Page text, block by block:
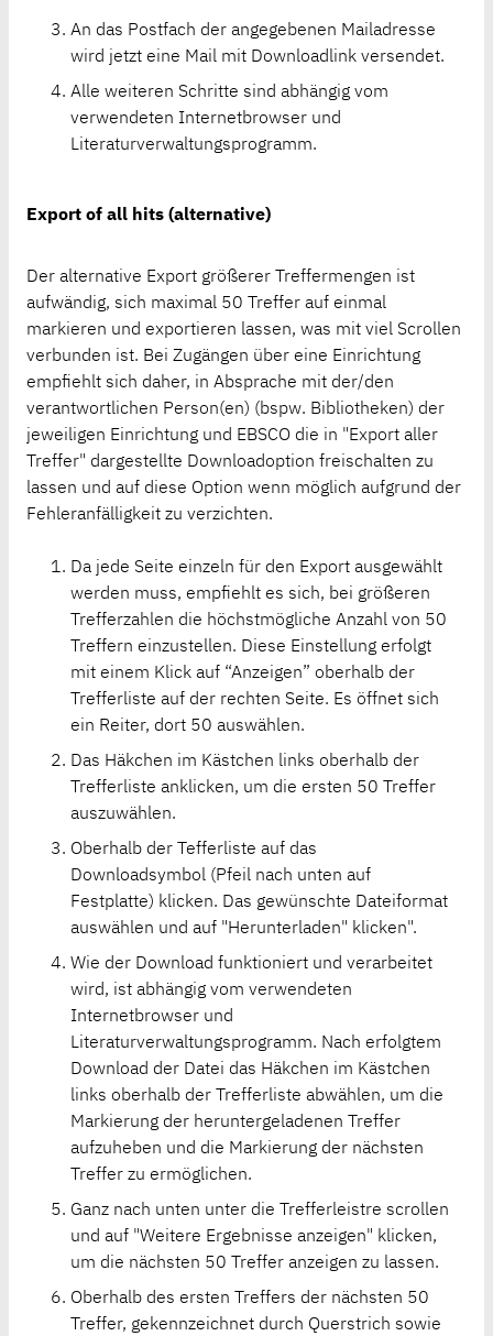
An das Postfach der angegebenen Mailadresse
wird jetzt eine Mail mit Downloadlink versendet.
Alle weiteren Schritte sind abhängig vom
verwendeten Internetbrowser und
Literaturverwaltungsprogramm.
Export of all hits (alternative)
Der alternative Export größerer Treffermengen ist
aufwändig, sich maximal 50 Treffer auf einmal
markieren und exportieren lassen, was mit viel Scrollen
verbunden ist. Bei Zugängen über eine Einrichtung
empfiehlt sich daher, in Absprache mit der/den
verantwortlichen Person(en) (bspw. Bibliotheken) der
jeweiligen Einrichtung und EBSCO die in "Export aller
Treffer" dargestellte Downloadoption freischalten zu
lassen und auf diese Option wenn möglich aufgrund der
Fehleranfälligkeit zu verzichten.
Da jede Seite einzeln für den Export ausgewählt
werden muss, empfiehlt es sich, bei größeren
Trefferzahlen die höchstmögliche Anzahl von 50
Treffern einzustellen. Diese Einstellung erfolgt
mit einem Klick auf “Anzeigen” oberhalb der
Trefferliste auf der rechten Seite. Es öffnet sich
ein Reiter, dort 50 auswählen.
Das Häkchen im Kästchen links oberhalb der
Trefferliste anklicken, um die ersten 50 Treffer
auszuwählen.
Oberhalb der Tefferliste auf das
Downloadsymbol (Pfeil nach unten auf
Festplatte) klicken. Das gewünschte Dateiformat
auswählen und auf "Herunterladen" klicken".
Wie der Download funktioniert und verarbeitet
wird, ist abhängig vom verwendeten
Internetbrowser und
Literaturverwaltungsprogramm. Nach erfolgtem
Download der Datei das Häkchen im Kästchen
links oberhalb der Trefferliste abwählen, um die
Markierung der heruntergeladenen Treffer
aufzuheben und die Markierung der nächsten
Treffer zu ermöglichen.
Ganz nach unten unter die Trefferleistre scrollen
und auf "Weitere Ergebnisse anzeigen" klicken,
um die nächsten 50 Treffer anzeigen zu lassen.
Oberhalb des ersten Treffers der nächsten 50
Treffer, gekennzeichnet durch Querstrich sowie